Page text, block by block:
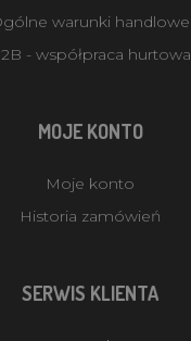
warunki handlowe
- współpraca hurtowa
MOJE KONTO
Moje konto
Historia zamówień
SERWIS KLIENTA